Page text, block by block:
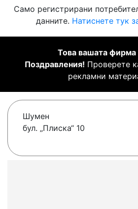
Само регистрирани
данните. Натиснете тук
Това вашата фирма
Поздравления! Проверете
рекламни
Шумен
бул. „Плиска“ 10